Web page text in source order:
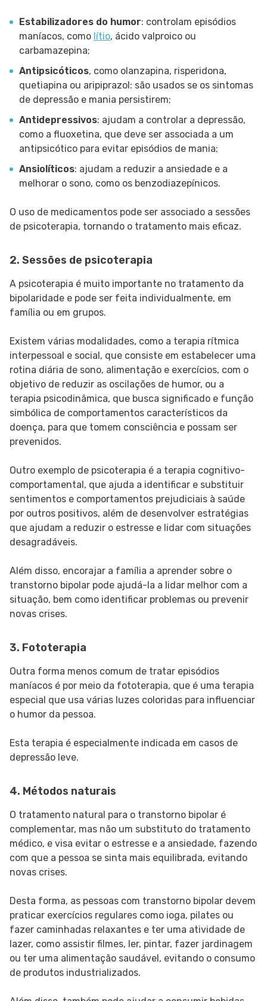
Estabilizadores do humor: controlam episódios
maníacos, como lítio, ácido valproico ou
carbamazepina;
Antipsicóticos, como olanzapina, risperidona,
quetiapina ou aripiprazol: são usados ​​se os sintomas
de depressão e mania persistirem;
Antidepressivos: ajudam a controlar a depressão,
como a fluoxetina, que deve ser associada a um
antipsicótico para evitar episódios de mania;
Ansiolíticos: ajudam a reduzir a ansiedade e a
melhorar o sono, como os benzodiazepínicos.
O uso de medicamentos pode ser associado a sessões
de psicoterapia, tornando o tratamento mais eficaz.
2. Sessões de psicoterapia
A psicoterapia é muito importante no tratamento da
bipolaridade e pode ser feita individualmente, em
família ou em grupos.
Existem várias modalidades, como a terapia rítmica
interpessoal e social, que consiste em estabelecer uma
rotina diária de sono, alimentação e exercícios, com o
objetivo de reduzir as oscilações de humor, ou a
terapia psicodinâmica, que busca significado e função
simbólica de comportamentos característicos da
doença, para que tomem consciência e possam ser
prevenidos.
Outro exemplo de psicoterapia é a terapia cognitivo-
comportamental, que ajuda a identificar e substituir
sentimentos e comportamentos prejudiciais à saúde
por outros positivos, além de desenvolver estratégias
que ajudam a reduzir o estresse e lidar com situações
desagradáveis.
Além disso, encorajar a família a aprender sobre o
transtorno bipolar pode ajudá-la a lidar melhor com a
situação, bem como identificar problemas ou prevenir
novas crises.
3. Fototerapia
Outra forma menos comum de tratar episódios
maníacos é por meio da fototerapia, que é uma terapia
especial que usa várias luzes coloridas para influenciar
o humor da pessoa.
Esta terapia é especialmente indicada em casos de
depressão leve.
4. Métodos naturais
O tratamento natural para o transtorno bipolar é
complementar, mas não um substituto do tratamento
médico, e visa evitar o estresse e a ansiedade, fazendo
com que a pessoa se sinta mais equilibrada, evitando
novas crises.
Desta forma, as pessoas com transtorno bipolar devem
praticar exercícios regulares como ioga, pilates ou
fazer caminhadas relaxantes e ter uma atividade de
lazer, como assistir filmes, ler, pintar, fazer jardinagem
ou ter uma alimentação saudável, evitando o consumo
de produtos industrializados.